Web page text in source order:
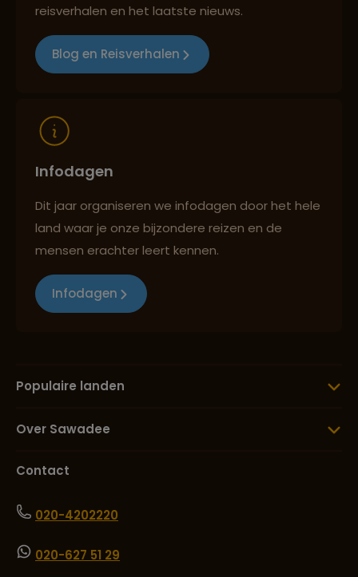
Best beoordeelde reisroutes
reisverhalen en het laatste nieuws.
Blog en Reisverhalen
Infodagen
Dit jaar organiseren we infodagen door het hele
land waar je onze bijzondere reizen en de
mensen erachter leert kennen.
Infodagen
Populaire landen
Over Sawadee
Contact
020-4202220
020-627 51 29